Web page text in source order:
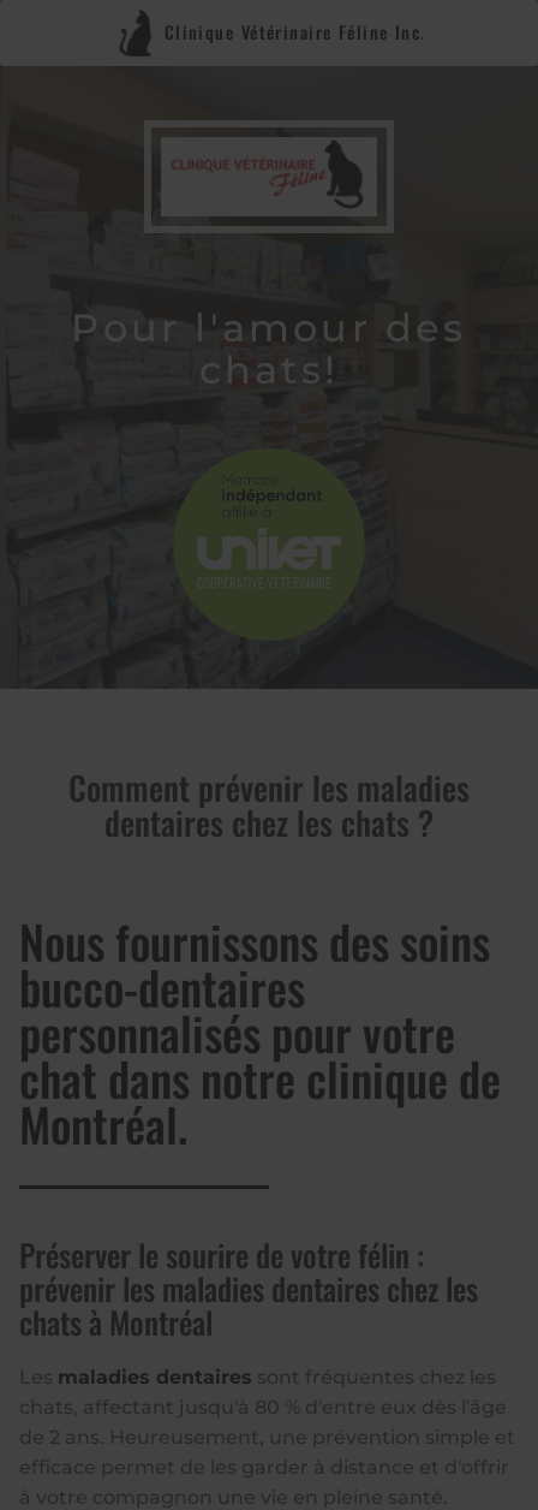
Pour l'amour des
chats!
Comment prévenir les maladies
dentaires chez les chats ?
Nous fournissons des soins
bucco-dentaires
personnalisés pour votre
chat dans notre clinique de
Montréal.
Préserver le sourire de votre félin :
prévenir les maladies dentaires chez les
chats à Montréal
Les maladies dentaires sont fréquentes chez les
chats, affectant jusqu'à 80 % d'entre eux dès l'âge
de 2 ans. Heureusement, une prévention simple et
efficace permet de les garder à distance et d'offrir
à votre compagnon une vie en pleine santé.
Clinique Vétérinaire Féline Inc.